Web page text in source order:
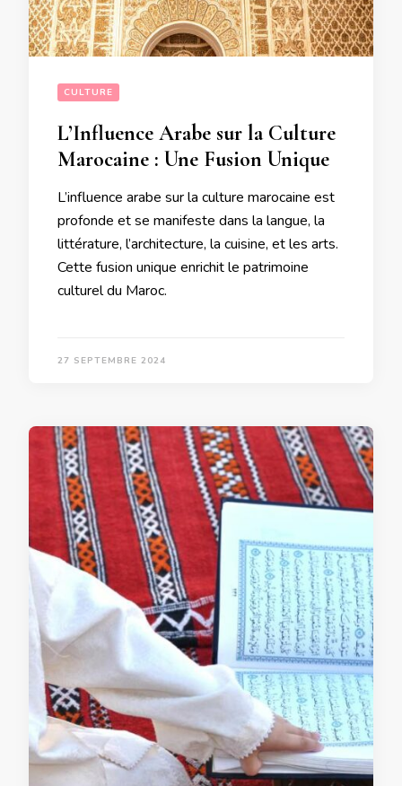
CULTURE
L’Influence Arabe sur la Culture
Marocaine : Une Fusion Unique
L’influence arabe sur la culture marocaine est
profonde et se manifeste dans la langue, la
littérature, l’architecture, la cuisine, et les arts.
Cette fusion unique enrichit le patrimoine
culturel du Maroc.
27 SEPTEMBRE 2024